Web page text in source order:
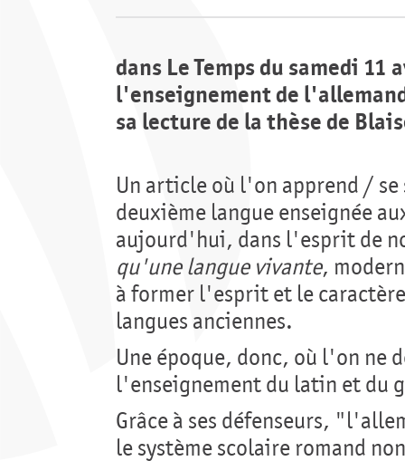
dans Le Temps du samedi
l'enseignement de
sa lecture de la thèse de
Un article où l'on apprend /
deuxième langue enseignée
aujourd'hui, dans l'esprit de
qu'une langue vivante,
à former l'esprit et le
langues anciennes.
Une époque, donc, où l'on ne
l'enseignement du latin et du
Grâce à ses défenseurs,
le système scolaire romand